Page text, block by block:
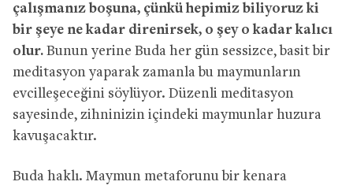
çalışmanız boşuna, çünkü hepimiz biliyoruz ki
bir şeye ne kadar direnirsek, o şey o kadar kalıcı
olur. Bunun yerine Buda her gün sessizce, basit bir
meditasyon yaparak zamanla bu maymunların
evcilleşeceğini söylüyor. Düzenli meditasyon
sayesinde, zihninizin içindeki maymunlar huzura
kavuşacaktır.
Buda haklı. Maymun metaforunu bir kenara